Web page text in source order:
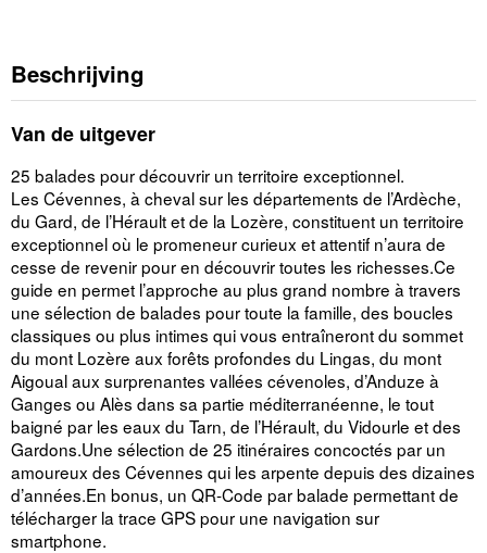
Beschrijving
Van de uitgever
25 balades pour découvrir un territoire exceptionnel.
Les Cévennes, à cheval sur les départements de l’Ardèche,
du Gard, de l’Hérault et de la Lozère, constituent un territoire
exceptionnel où le promeneur curieux et attentif n’aura de
cesse de revenir pour en découvrir toutes les richesses.Ce
guide en permet l’approche au plus grand nombre à travers
une sélection de balades pour toute la famille, des boucles
classiques ou plus intimes qui vous entraîneront du sommet
du mont Lozère aux forêts profondes du Lingas, du mont
Aigoual aux surprenantes vallées cévenoles, d’Anduze à
Ganges ou Alès dans sa partie méditerranéenne, le tout
baigné par les eaux du Tarn, de l’Hérault, du Vidourle et des
Gardons.Une sélection de 25 itinéraires concoctés par un
amoureux des Cévennes qui les arpente depuis des dizaines
d’années.En bonus, un QR-Code par balade permettant de
télécharger la trace GPS pour une navigation sur
smartphone.